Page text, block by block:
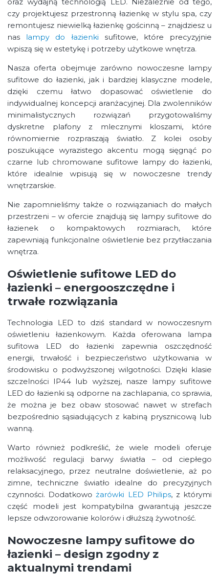
czy projektujesz przestronną łazienkę w stylu spa, czy
remontujesz niewielką łazienkę gościnną – znajdziesz u
nas lampy do łazienki sufitowe, które precyzyjnie
wpiszą się w estetykę i potrzeby użytkowe wnętrza.
Nasza oferta obejmuje zarówno nowoczesne lampy
sufitowe do łazienki, jak i bardziej klasyczne modele,
dzięki czemu łatwo dopasować oświetlenie do
indywidualnej koncepcji aranżacyjnej. Dla zwolenników
minimalistycznych rozwiązań przygotowaliśmy
dyskretne plafony z mlecznymi kloszami, które
równomiernie rozpraszają światło. Z kolei osoby
poszukujące wyrazistego akcentu mogą sięgnąć po
czarne lub chromowane sufitowe lampy do łazienki,
które idealnie wpisują się w nowoczesne trendy
wnętrzarskie.
Nie zapomnieliśmy także o rozwiązaniach do małych
przestrzeni – w ofercie znajdują się lampy sufitowe do
łazienek o kompaktowych rozmiarach, które
zapewniają funkcjonalne oświetlenie bez przytłaczania
wnętrza.
Oświetlenie sufitowe LED do
łazienki – energooszczędne i
trwałe rozwiązania
Technologia LED to dziś standard w nowoczesnym
oświetleniu łazienkowym. Każda oferowana lampa
sufitowa LED do łazienki zapewnia oszczędność
energii, trwałość i bezpieczeństwo użytkowania w
środowisku o podwyższonej wilgotności. Dzięki klasie
szczelności IP44 lub wyższej, nasze lampy sufitowe
LED do łazienki są odporne na zachlapania, co sprawia,
że można je bez obaw stosować nawet w strefach
bezpośrednio sąsiadujących z kabiną prysznicową lub
wanną.
Warto również podkreślić, że wiele modeli oferuje
możliwość regulacji barwy światła – od ciepłego
relaksacyjnego, przez neutralne doświetlenie, aż po
zimne, techniczne światło idealne do precyzyjnych
czynności. Dodatkowożarówki LED Philips, z którymi
część modeli jest kompatybilna gwarantują jeszcze
lepsze odwzorowanie kolorów i dłuższą żywotność.
Nowoczesne lampy sufitowe do
łazienki – design zgodny z
aktualnymi trendami